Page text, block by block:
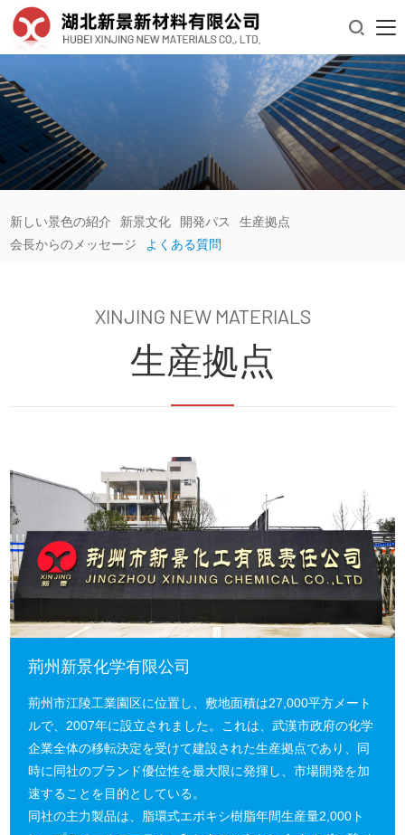

新しい景色の紹介 新景文化 開発パス
生産拠点
会長からのメッセージ
よくある質問
XINJING NEW MATERIALS
生産拠点
荊州新景化学有限公司
荊州市江陵工業園区に位置し、敷地面積は27,000平方メート
ルで、2007年に設立されました。これは、武漢市政府の化学
企業全体の移転決定を受けて建設された生産拠点であり、同
時に同社のブランド優位性を最大限に発揮し、市場開発を加
速することを目的としている。
同社の主力製品は、脂環式エポキシ樹脂年間生産量2,000ト